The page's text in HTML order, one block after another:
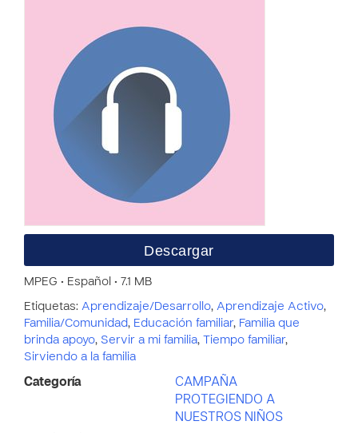
Descargar
MPEG • Español • 7.1 MB
Etiquetas: Aprendizaje/Desarrollo, Aprendizaje Activo,
Familia/Comunidad, Educación familiar, Familia que
brinda apoyo, Servir a mi familia, Tiempo familiar,
Sirviendo a la familia
Categoría
CAMPAÑA
PROTEGIENDO A
NUESTROS NIÑOS